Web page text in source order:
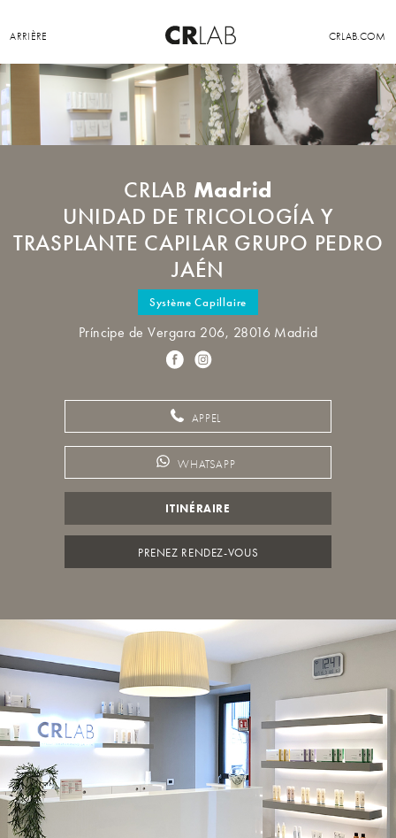
ARRIÈRE CRLAB.COM
CRLAB Madrid
UNIDAD DE TRICOLOGÍA Y
TRASPLANTE CAPILAR GRUPO PEDRO
JAÉN
Système Capillaire
Príncipe de Vergara 206, 28016 Madrid
APPEL
WHATSAPP
ITINÉRAIRE
PRENEZ RENDEZ-VOUS